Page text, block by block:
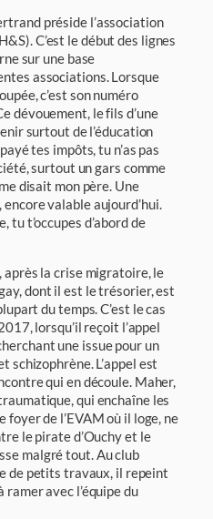
préside l’association
C’est le début des lignes
sur une base
associations. Lorsque
c’est son numéro
dévouement, le fils d’une
surtout de l’éducation
tes impôts, tu n’as pas
surtout un gars comme
disait mon père. Une
valable aujourd’hui.
tu t’occupes d’abord de
après la crise migratoire, le
dont il est le trésorier, est
du temps. C’est le cas
lorsqu’il reçoit l’appel
une issue pour un
schizophrène. L’appel est
qui en découle. Maher,
qui enchaîne les
de l’EVAM où il loge, ne
le pirate d’Ouchy et le
malgré tout. Au club
de petits travaux, il repeint
ramer avec l’équipe du